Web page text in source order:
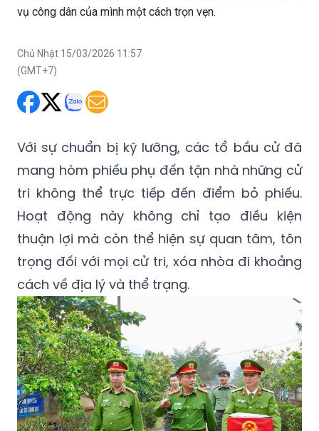
vụ công dân của mình một cách trọn vẹn.
Chủ Nhật 15/03/2026 11:57
(GMT+7)
Với sự chuẩn bị kỹ lưỡng, các tổ bầu cử đã
mang hòm phiếu phụ đến tận nhà những cử
tri không thể trực tiếp đến điểm bỏ phiếu.
Hoạt động này không chỉ tạo điều kiện
thuận lợi mà còn thể hiện sự quan tâm, tôn
trọng đối với mọi cử tri, xóa nhòa đi khoảng
cách về địa lý và thể trạng.